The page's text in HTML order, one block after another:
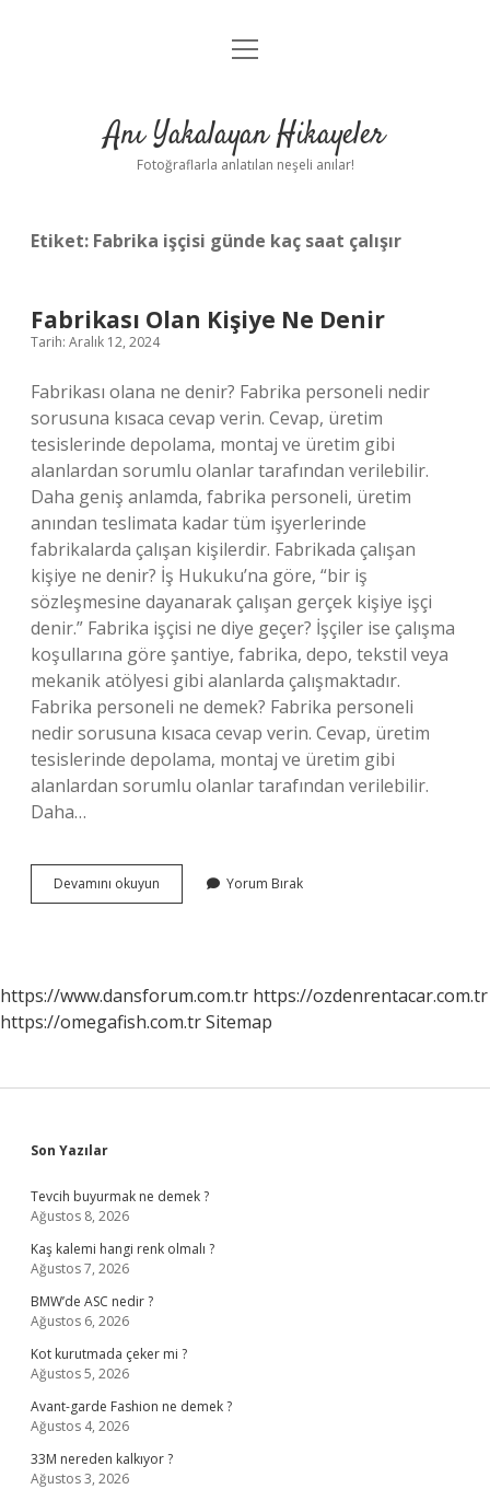
Anasayfa
Yasal Uyarı
menüyü
Anı Yakalayan Hikayeler
Fotoğraflarla anlatılan neşeli anılar!
Etiket: Fabrika işçisi günde kaç saat çalışır
Fabrikası Olan Kişiye Ne Denir
Tarih: Aralık 12, 2024
Fabrikası olana ne denir? Fabrika personeli nedir
sorusuna kısaca cevap verin. Cevap, üretim
tesislerinde depolama, montaj ve üretim gibi
alanlardan sorumlu olanlar tarafından verilebilir.
Daha geniş anlamda, fabrika personeli, üretim
anından teslimata kadar tüm işyerlerinde
fabrikalarda çalışan kişilerdir. Fabrikada çalışan
kişiye ne denir? İş Hukuku’na göre, “bir iş
sözleşmesine dayanarak çalışan gerçek kişiye işçi
denir.” Fabrika işçisi ne diye geçer? İşçiler ise çalışma
koşullarına göre şantiye, fabrika, depo, tekstil veya
mekanik atölyesi gibi alanlarda çalışmaktadır.
Fabrika personeli ne demek? Fabrika personeli
nedir sorusuna kısaca cevap verin. Cevap, üretim
tesislerinde depolama, montaj ve üretim gibi
alanlardan sorumlu olanlar tarafından verilebilir.
Daha…
Devamını okuyun Fabrikası
Olan
Yorum Bırak
https://www.dansforum.com.tr https://ozdenrentacar.com.tr
https://omegafish.com.trSitemap
Sidebar
Son Yazılar
Tevcih buyurmak ne demek ?
Ağustos 8, 2026
Kaş kalemi hangi renk olmalı ?
Ağustos 7, 2026
BMW’de ASC nedir ?
Ağustos 6, 2026
Kot kurutmada çeker mi ?
Ağustos 5, 2026
Avant-garde Fashion ne demek ?
Ağustos 4, 2026
33M nereden kalkıyor ?
Ağustos 3, 2026